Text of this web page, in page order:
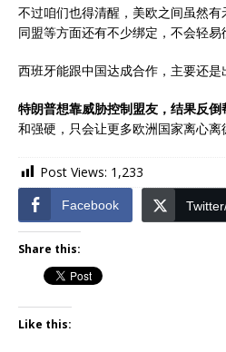
不过咱们也得清醒，美欧之间虽然
同盟等方面还有不少绑定，不会轻易
西班牙能跟中国达成合作，主要还是
特朗普想靠威胁控制盟友，结果反倒
和强硬，只会让更多欧洲国家离心离
Post Views: 1,233
Facebook
Share this:
Like this: